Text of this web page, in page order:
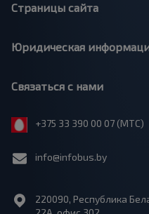
Страницы сайта
Юридическая
Связаться с нами
+375 33 390 00 07 (МТС)
info@infobus.by
220090, Республика